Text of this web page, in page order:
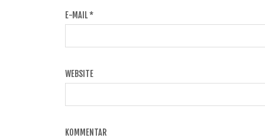
E-MAIL*
WEBSITE
KOMMENTAR